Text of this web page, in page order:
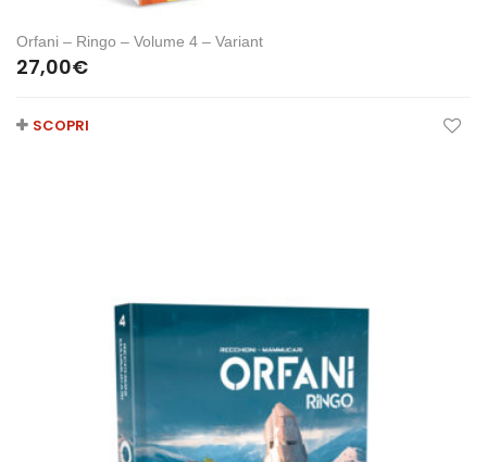
Orfani – Ringo – Volume 4 – Variant
27,00€
SCOPRI